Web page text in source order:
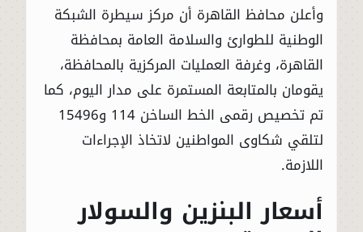
وأعلن محافظ القاهرة أن مركز سيطرة الشبكة
الوطنية للطوارئ والسلامة العامة بمحافظة
القاهرة، وغرفة العمليات المركزية بالمحافظة،
يقومان بالمتابعة المستمرة على مدار اليوم، كما
تم تخصيص رقمى الخط الساخن 114 و15496
لتلقي شكاوى المواطنين لاتخاذ الإجراءات
اللازمة.
أسعار البنزين والسولار